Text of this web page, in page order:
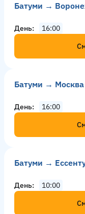
Батуми →
День
16:00
Батуми → Москва
День
16:00
Батуми →
День
10:00